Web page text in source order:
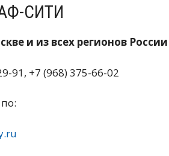
СИТИ
и из всех регионов России
91, +7 (968) 375-66-02